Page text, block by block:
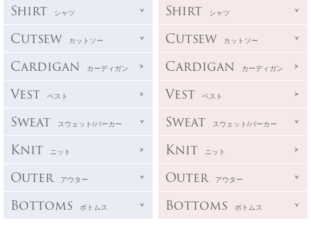
Shirt シャツ
Cutsew カットソー
Cardigan カーディガン
Vest ベスト
Sweat スウェット/パーカー
Knit ニット
Outer アウター
Bottoms ボトムス
Shirt シャツ
Cutsew カットソー
Cardigan カーディガン
Vest ベスト
Sweat スウェット/パーカー
Knit ニット
Outer アウター
Bottoms ボトムス